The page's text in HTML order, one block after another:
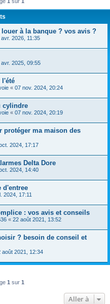
à la banque ? vos avis ?
avr. 2026, 11:35
avr. 2025, 09:55
l'été
« 07 nov. 2024, 20:24
cylindre
« 07 nov. 2024, 20:19
protéger ma maison des
2024, 17:17
Delta Dore
2024, 14:40
d'entree
2024, 17:11
: vos avis et conseils
« 22 août 2021, 13:52
? besoin de conseil et
août 2021, 12:34
1 sur 1
Aller à